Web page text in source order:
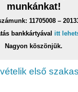
munkánkat!
11705008 –
bankkártyával itt
Nagyon köszönjük.
első